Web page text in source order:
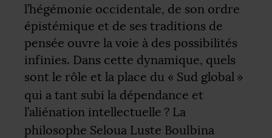
l’hégémonie occidentale, de son ordre
épistémique et de ses traditions de
pensée ouvre la voie à des possibilités
infinies. Dans cette dynamique, quels
sont le rôle et la place du « Sud global »
qui a tant subi la dépendance et
l’aliénation intellectuelle ? La
philosophe Seloua Luste Boulbina